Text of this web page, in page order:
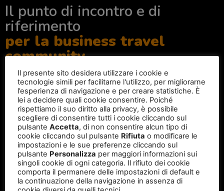
Il punto di incontro e di
riferimento
per la business travel
community
Il presente sito desidera utilizzare i cookie e
tecnologie simili per facilitarne l'utilizzo, per migliorarne
l’esperienza di navigazione e per creare statistiche. È
lei a decidere quali cookie consentire. Poiché
rispettiamo il suo diritto alla privacy, è possibile
scegliere di consentire tutti i cookie cliccando sul
pulsante Accetta, di non consentire alcun tipo di
cookie cliccando sul pulsante Rifiuta o modificare le
impostazioni e le sue preferenze cliccando sul
pulsante Personalizza per maggiori informazioni sui
singoli cookie di ogni categoria. Il rifiuto dei cookie
comporta il permanere delle impostazioni di default e
la continuazione della navigazione in assenza di